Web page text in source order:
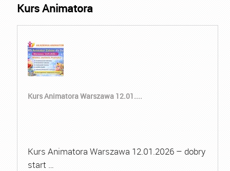
Kurs Animatora
Kurs Animatora Warszawa 12.01....
Kurs Animatora Warszawa 12.01.2026 – dobry
start …